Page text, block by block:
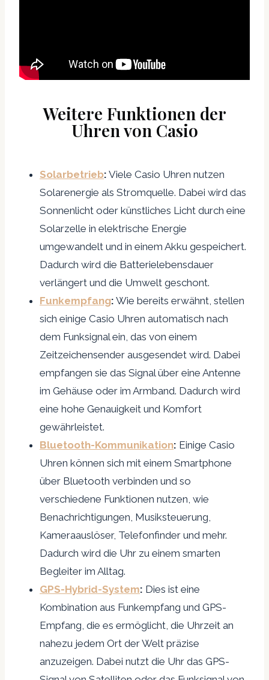
Weitere Funktionen der
Uhren von Casio
Solarbetrieb: Viele Casio Uhren nutzen
Solarenergie als Stromquelle. Dabei wird das
Sonnenlicht oder künstliches Licht durch eine
Solarzelle in elektrische Energie
umgewandelt und in einem Akku gespeichert.
Dadurch wird die Batterielebensdauer
verlängert und die Umwelt geschont.
Funkempfang: Wie bereits erwähnt, stellen
sich einige Casio Uhren automatisch nach
dem Funksignal ein, das von einem
Zeitzeichensender ausgesendet wird. Dabei
empfangen sie das Signal über eine Antenne
im Gehäuse oder im Armband. Dadurch wird
eine hohe Genauigkeit und Komfort
gewährleistet.
Bluetooth-Kommunikation: Einige Casio
Uhren können sich mit einem Smartphone
über Bluetooth verbinden und so
verschiedene Funktionen nutzen, wie
Benachrichtigungen, Musiksteuerung,
Kameraauslöser, Telefonfinder und mehr.
Dadurch wird die Uhr zu einem smarten
Begleiter im Alltag.
GPS-Hybrid-System: Dies ist eine
Kombination aus Funkempfang und GPS-
Empfang, die es ermöglicht, die Uhrzeit an
nahezu jedem Ort der Welt präzise
anzuzeigen. Dabei nutzt die Uhr das GPS-